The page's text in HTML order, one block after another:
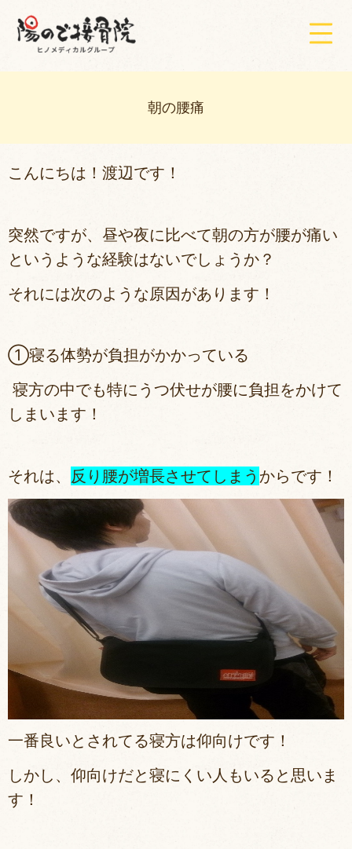
朝の腰痛
こんにちは！渡辺です！
突然ですが、昼や夜に比べて朝の方が腰が痛い
というような経験はないでしょうか？
それには次のような原因があります！
①寝る体勢が負担がかかっている
寝方の中でも特にうつ伏せが腰に負担をかけて
しまいます！
それは、 反り腰が増長させてしまう からです！
一番良いとされてる寝方は仰向けです！
しかし、仰向けだと寝にくい人もいると思いま
す！